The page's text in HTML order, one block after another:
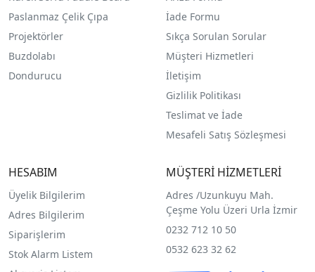
Paslanmaz Çelik Çıpa
Projektörler
Buzdolabı
Dondurucu
İade Formu
Sıkça Sorulan Sorular
Müşteri Hizmetleri
İletişim
Gizlilik Politikası
Teslimat ve İade
Mesafeli Satış Sözleşmesi
HESABIM
Üyelik Bilgilerim
Adres Bilgilerim
Siparişlerim
Stok Alarm Listem
MÜŞTERİ HİZMETLERİ
Adres /Uzunkuyu Mah.
Çeşme Yolu Üzeri Urla İzmir
0232 712 10 50
0532 623 32 62